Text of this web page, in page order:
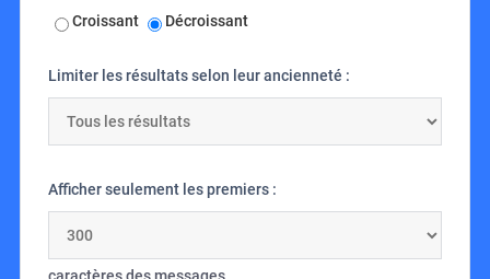
Croissant Décroissant
Limiter les résultats selon leur ancienneté :
Afficher seulement les premiers :